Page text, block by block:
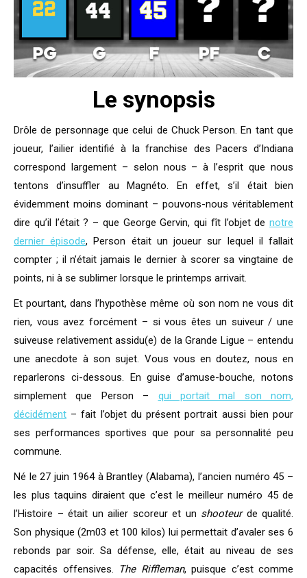
Le synopsis
Drôle de personnage que celui de Chuck Person. En tant que
joueur, l’ailier identifié à la franchise des Pacers d’Indiana
correspond largement – selon nous – à l’esprit que nous
tentons d’insuffler au Magnéto. En effet, s’il était bien
évidemment moins dominant – pouvons-nous véritablement
dire qu’il l’était ? – que George Gervin, qui fît l’objet de notre
dernier épisode, Person était un joueur sur lequel il fallait
compter ; il n’était jamais le dernier à scorer sa vingtaine de
points, ni à se sublimer lorsque le printemps arrivait.
Et pourtant, dans l’hypothèse même où son nom ne vous dit
rien, vous avez forcément – si vous êtes un suiveur / une
suiveuse relativement assidu(e) de la Grande Ligue – entendu
une anecdote à son sujet. Vous vous en doutez, nous en
reparlerons ci-dessous. En guise d’amuse-bouche, notons
simplement que Person – qui portait mal son nom,
décidément – fait l’objet du présent portrait aussi bien pour
ses performances sportives que pour sa personnalité peu
commune.
Né le 27 juin 1964 à Brantley (Alabama), l’ancien numéro 45 –
les plus taquins diraient que c’est le meilleur numéro 45 de
l’Histoire – était un ailier scoreur et un shooteur de qualité.
Son physique (2m03 et 100 kilos) lui permettait d’avaler ses 6
rebonds par soir. Sa défense, elle, était au niveau de ses
capacités offensives. The Riffleman, puisque c’est comme